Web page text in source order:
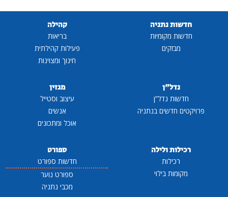
חדשות נתניה
חדשות מקומיות
מבזקים
קהילה
בריאות
פעילות קהילתית
חינוך ומצוינות
נדל"ן
חדשות נדל"ן
פרויקטים חדשים בנתניה
מגזין
עיצוב וסטייל
אנשים
אוכל ומתכונים
רכילות ולילה
רכילות
מקומות בילוי
ספורט
חדשות ספורט
ספורט נוער
מכבי נתניה